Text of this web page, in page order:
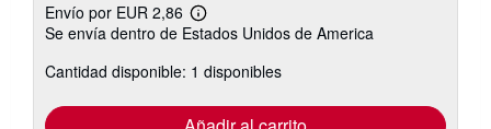
Envío por EUR 2,86
Más
información
las
tarifas
envío
Se envía dentro de Estados Unidos de America
Cantidad disponible: 1 disponibles